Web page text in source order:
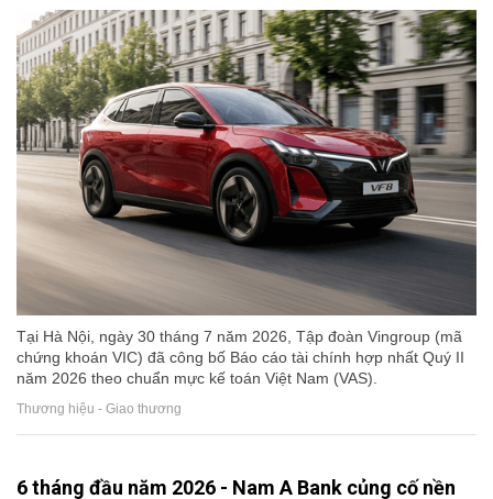
Tại Hà Nội, ngày 30 tháng 7 năm 2026, Tập đoàn Vingroup (mã
chứng khoán VIC) đã công bố Báo cáo tài chính hợp nhất Quý II
năm 2026 theo chuẩn mực kế toán Việt Nam (VAS).
Thương hiệu - Giao thương
6 tháng đầu năm 2026 - Nam A Bank củng cố nền